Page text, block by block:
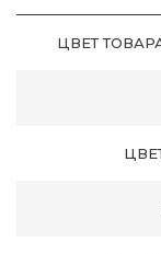
ЦВЕТ